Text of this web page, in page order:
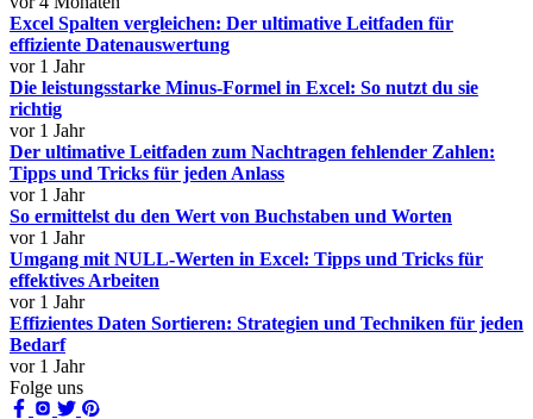
Excel Spalten vergleichen: Der ultimative Leitfaden für
effiziente Datenauswertung
vor 1 Jahr
Die leistungsstarke Minus-Formel in Excel: So nutzt du sie
richtig
vor 1 Jahr
Der ultimative Leitfaden zum Nachtragen fehlender Zahlen:
Tipps und Tricks für jeden Anlass
vor 1 Jahr
So ermittelst du den Wert von Buchstaben und Worten
vor 1 Jahr
Umgang mit NULL-Werten in Excel: Tipps und Tricks für
effektives Arbeiten
vor 1 Jahr
Effizientes Daten Sortieren: Strategien und Techniken für jeden
Bedarf
vor 1 Jahr
Folge uns